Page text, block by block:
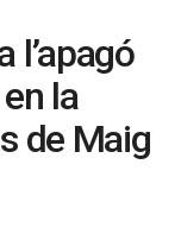
l’apagó
la
de Maig